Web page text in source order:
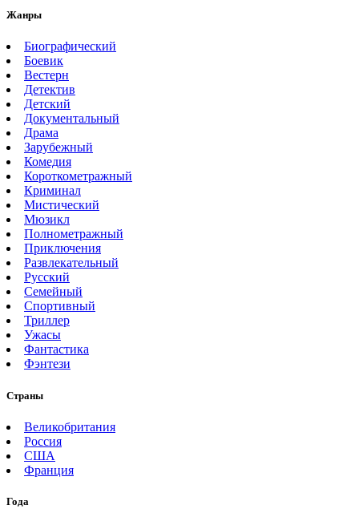
Жанры
Биографический
Боевик
Вестерн
Детектив
Детский
Документальный
Драма
Зарубежный
Комедия
Короткометражный
Криминал
Мистический
Мюзикл
Полнометражный
Приключения
Развлекательный
Русский
Семейный
Спортивный
Триллер
Ужасы
Фантастика
Фэнтези
Страны
Великобритания
Россия
США
Франция
Года